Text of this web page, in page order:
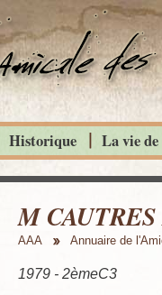
M
AAA Annuaire de
1979 - 2èmeC3
Historique La vie